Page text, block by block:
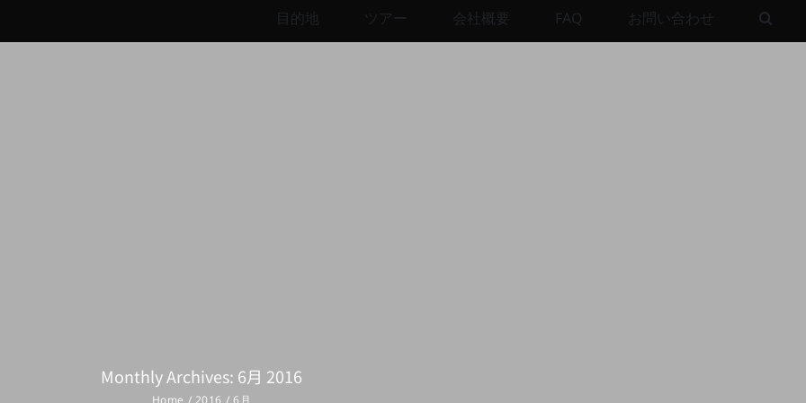
目的地 ツアー 会社概要 FAQ お問い合わせ
Monthly Archives: 6月 2016
Home 2016 6月